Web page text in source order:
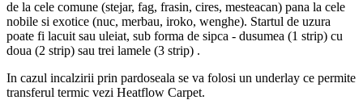
de la cele comune (stejar, fag, frasin, cires, mesteacan) pana la cele
nobile si exotice (nuc, merbau, iroko, wenghe). Startul de uzura
poate fi lacuit sau uleiat, sub forma de sipca - dusumea (1 strip) cu
doua (2 strip) sau trei lamele (3 strip) .
In cazul incalzirii prin pardoseala se va folosi un underlay ce permite
transferul termic vezi Heatflow Carpet.